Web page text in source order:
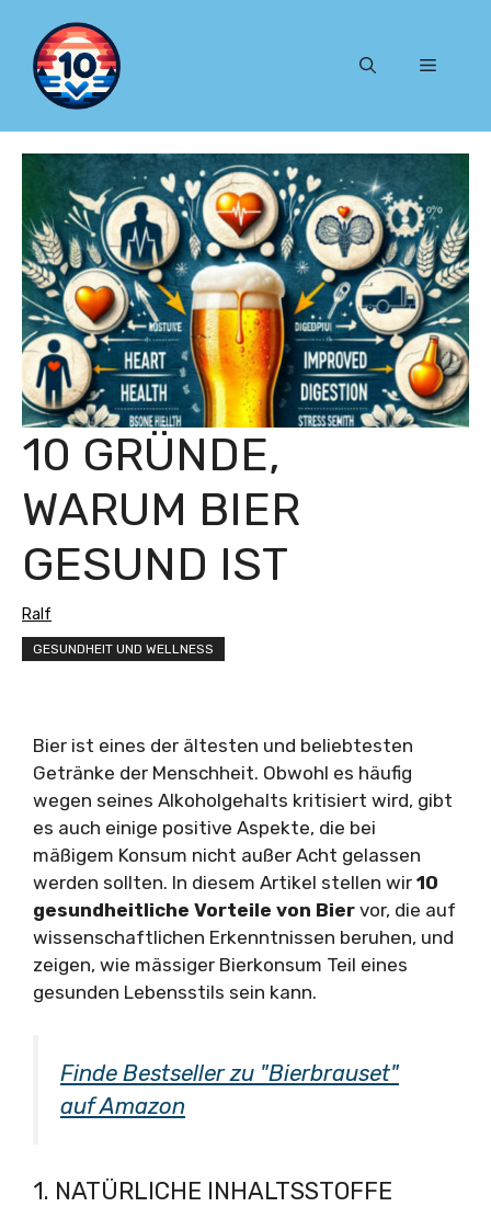
Inhalt
springen
Menü
10 GRÜNDE,
WARUM BIER
GESUND IST
Ralf
GESUNDHEIT UND WELLNESS
Bier ist eines der ältesten und beliebtesten
Getränke der Menschheit. Obwohl es häufig
wegen seines Alkoholgehalts kritisiert wird, gibt
es auch einige positive Aspekte, die bei
mäßigem Konsum nicht außer Acht gelassen
werden sollten. In diesem Artikel stellen wir 10
gesundheitliche Vorteile von Bier vor, die auf
wissenschaftlichen Erkenntnissen beruhen, und
zeigen, wie mässiger Bierkonsum Teil eines
gesunden Lebensstils sein kann.
Finde Bestseller zu "Bierbrauset"
auf Amazon
1. NATÜRLICHE INHALTSSTOFFE